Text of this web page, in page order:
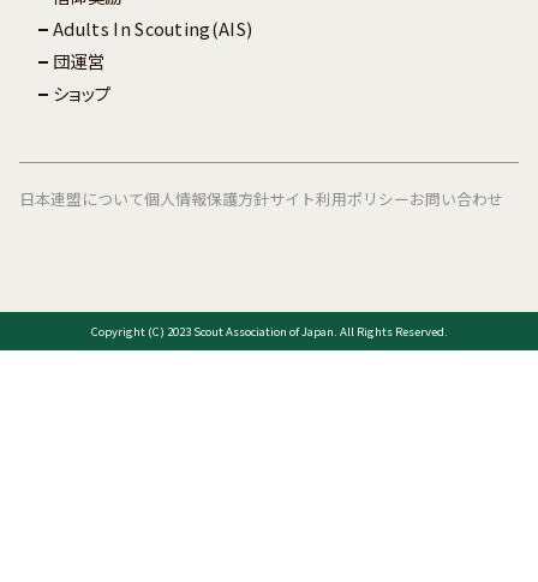
Adults In Scouting(AIS)
団運営
ショップ
日本連盟について個人情報保護方針サイト利用ポリシーお問い合わせ
Copyright (C) 2023 Scout Association of Japan. All Rights Reserved.